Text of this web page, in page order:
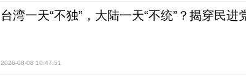
台湾一天“不独”，大陆一天“不统”？揭穿民进
2026-08-08 10:47:51